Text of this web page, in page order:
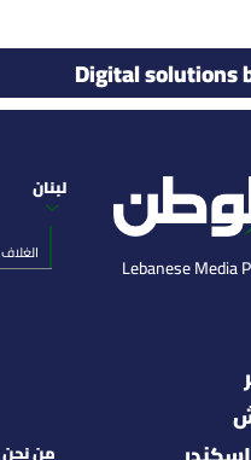
Digital solutions
لبنان
الغلاف
من نحن